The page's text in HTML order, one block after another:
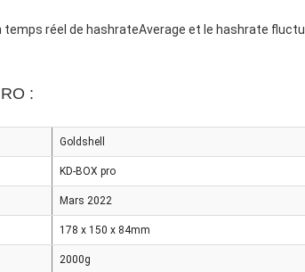
temps réel de hashrateAverage et le hashrate
:
Goldshell
KD-BOX pro
Mars 2022
178 x 150 x 84mm
2000g